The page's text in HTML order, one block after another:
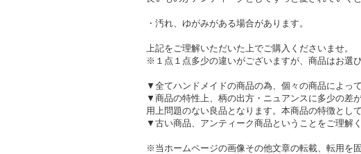
・汚れ、ゆがみがある場合があります。
上記をご理解いただいた上でご購入くださいませ。
※１点１点多少の違いがございますが、商品はお選
▼全てハンドメイドの商品の為、個々の商品によっ
▼商品の特性上、柄の出方・ニュアンスに多少の差
用上問題のない良品となります。本商品の特徴とし
▼古い商品、アンティーク商品ということをご理解く
※当ホームページの画像その他文章の転載、転用を固